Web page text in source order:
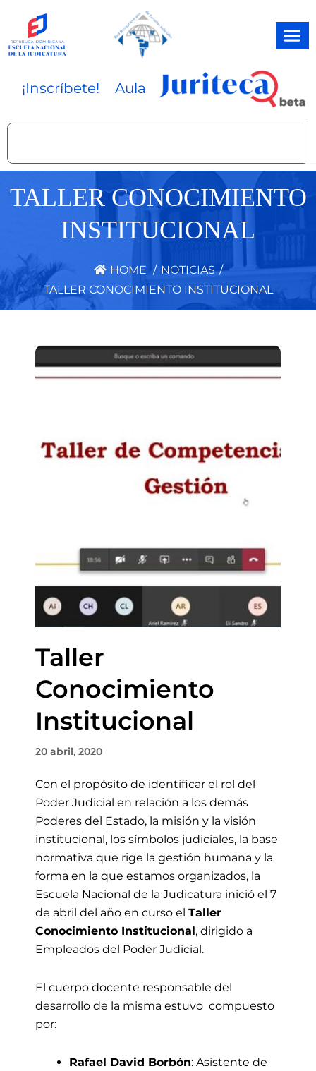
contenido
¡Inscríbete! Aula
Search
TALLER CONOCIMIENTO
INSTITUCIONAL
HOME / NOTICIAS /
TALLER CONOCIMIENTO INSTITUCIONAL
Taller
Conocimiento
Institucional
20 abril, 2020
Con el propósito de identificar el rol del
Poder Judicial en relación a los demás
Poderes del Estado, la misión y la visión
institucional, los símbolos judiciales, la base
normativa que rige la gestión humana y la
forma en la que estamos organizados, la
Escuela Nacional de la Judicatura inició el 7
de abril del año en curso el Taller
Conocimiento Institucional, dirigido a
Empleados del Poder Judicial.
El cuerpo docente responsable del
desarrollo de la misma estuvo compuesto
por:
Rafael David Borbón: Asistente de